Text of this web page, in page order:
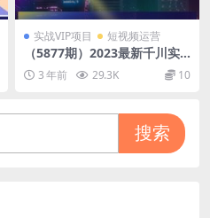
实战VIP项目 短视频运营
（5877期）2023最新千川实
操课，抖音卖爆了的课程（20
节视频课）
3 年前 29.3K 10
搜索